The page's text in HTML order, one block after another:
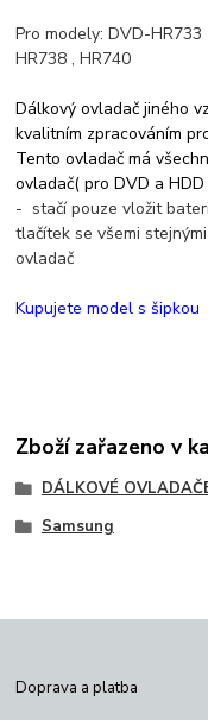
Pro modely: DVD-
HR738 , HR740
Dálkový ovladač jiného
kvalitním zpracováním
Tento ovladač má
ovladač( pro DVD a
- stačí pouze vložit
tlačítek se všemi
ovladač
Kupujete model s šipkou
Zboží zařazeno v
DÁLKOVÉ
Samsung
Doprava a platba